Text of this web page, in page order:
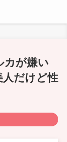
カが嫌い
人だけど性